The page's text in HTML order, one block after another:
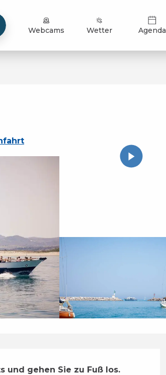
Webcams Wetter Agenda
und gehen Sie zu Fuß los.